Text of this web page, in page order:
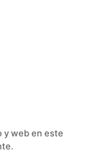
y web en este